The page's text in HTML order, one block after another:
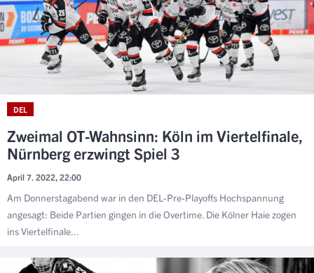
DEL
Zweimal OT-Wahnsinn: Köln im Viertelfinale,
Nürnberg erzwingt Spiel 3
April 7. 2022, 22:00
Am Donnerstagabend war in den DEL-Pre-Playoffs Hochspannung
angesagt: Beide Partien gingen in die Overtime. Die Kölner Haie zogen
ins Viertelfinale...